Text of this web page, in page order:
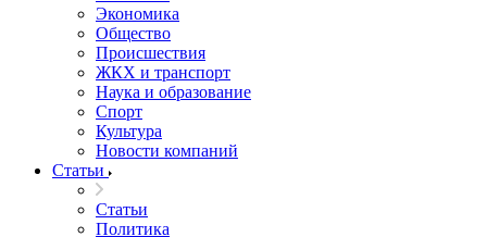
Экономика
Общество
Происшествия
ЖКХ и транспорт
Наука и образование
Спорт
Культура
Новости компаний
Статьи
Статьи
Политика